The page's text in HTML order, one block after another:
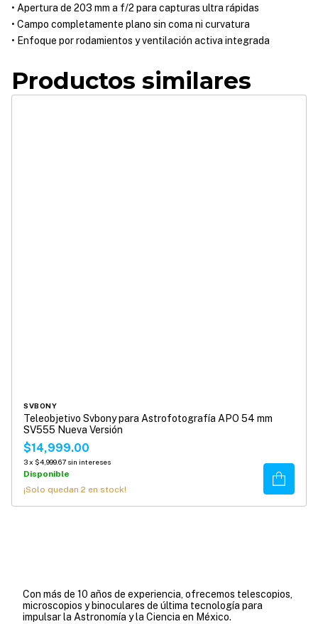
• Apertura de 203 mm a f/2 para capturas ultra rápidas
• Campo completamente plano sin coma ni curvatura
• Enfoque por rodamientos y ventilación activa integrada
Productos similares
SVBONY
Teleobjetivo Svbony para Astrofotografía APO 54 mm
SV555 Nueva Versión
$14,999.00
3x $4,999.67 sin intereses
Disponible
¡Solo quedan 2 en stock!
Comprar
Con más de 10 años de experiencia, ofrecemos telescopios,
microscopios y binoculares de última tecnología para
impulsar la Astronomía y la Ciencia en México.